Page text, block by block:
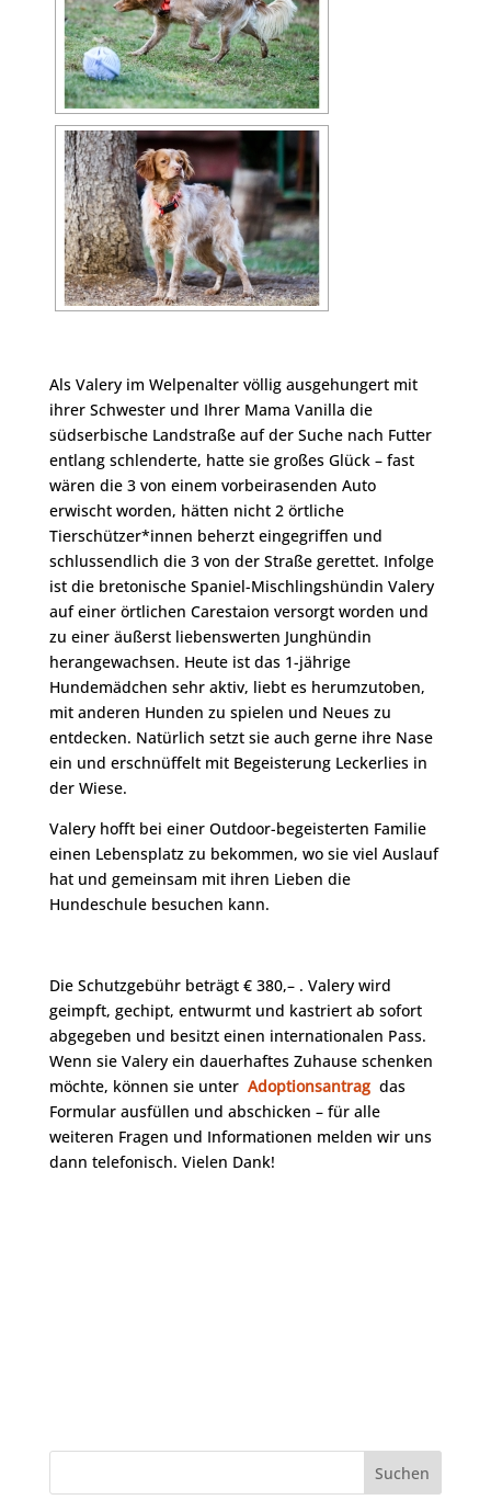
Als Valery im Welpenalter völlig ausgehungert mit
ihrer Schwester und Ihrer Mama Vanilla die
südserbische Landstraße auf der Suche nach Futter
entlang schlenderte, hatte sie großes Glück – fast
wären die 3 von einem vorbeirasenden Auto
erwischt worden, hätten nicht 2 örtliche
Tierschützer*innen beherzt eingegriffen und
schlussendlich die 3 von der Straße gerettet. Infolge
ist die bretonische Spaniel-Mischlingshündin Valery
auf einer örtlichen Carestaion versorgt worden und
zu einer äußerst liebenswerten Junghündin
herangewachsen. Heute ist das 1-jährige
Hundemädchen sehr aktiv, liebt es herumzutoben,
mit anderen Hunden zu spielen und Neues zu
entdecken. Natürlich setzt sie auch gerne ihre Nase
ein und erschnüffelt mit Begeisterung Leckerlies in
der Wiese.
Valery hofft bei einer Outdoor-begeisterten Familie
einen Lebensplatz zu bekommen, wo sie viel Auslauf
hat und gemeinsam mit ihren Lieben die
Hundeschule besuchen kann.
Die Schutzgebühr beträgt € 380,– . Valery wird
geimpft, gechipt, entwurmt und kastriert ab sofort
abgegeben und besitzt einen internationalen Pass.
Wenn sie Valery ein dauerhaftes Zuhause schenken
möchte, können sie unter Adoptionsantragdas
Formular ausfüllen und abschicken – für alle
weiteren Fragen und Informationen melden wir uns
dann telefonisch. Vielen Dank!